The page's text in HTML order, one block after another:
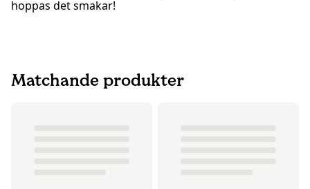
hoppas det smakar!
Matchande produkter